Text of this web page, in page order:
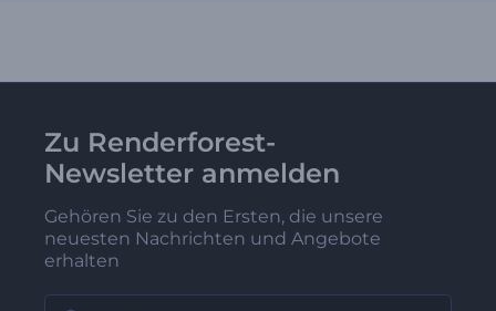
Zu Renderforest-
Newsletter anmelden
Gehören Sie zu den Ersten, die unsere
neuesten Nachrichten und Angebote
erhalten